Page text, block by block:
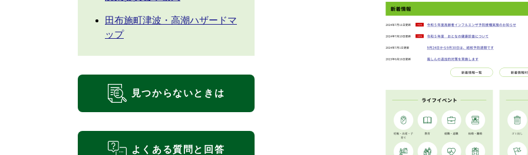
田布施町津波・高潮ハザードマ
ップ
見つからないときは
よくある質問と回答